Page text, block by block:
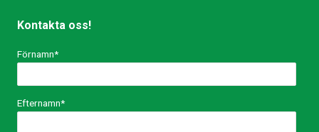
Kontakta oss!
Förnamn*
Efternamn*